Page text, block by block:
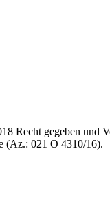
Recht gegeben und
(Az.: 021 O 4310/16).